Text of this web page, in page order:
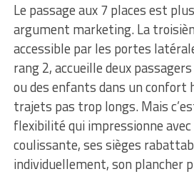
Le passage aux 7 places est
argument marketing. La
accessible par les portes
rang 2, accueille deux
ou des enfants dans un confort
trajets pas trop longs. Mais
flexibilité qui impressionne
coulissante, ses sièges
individuellement, son plancher